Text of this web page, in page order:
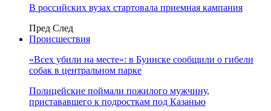
В российских вузах стартовала приемная кампания
Пред След
Происшествия
«Всех убили на месте»: в Буинске сообщили о гибели
собак в центральном парке
Полицейские поймали пожилого мужчину,
пристававшего к подросткам под Казанью